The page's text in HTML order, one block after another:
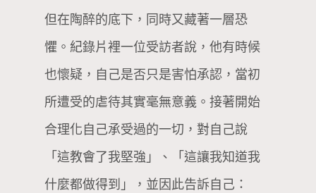
但在陶醉的底下，同時又藏著一層恐
懼。紀錄片裡一位受訪者說，他有時候
也懷疑，自己是否只是害怕承認，當初
所遭受的虐待其實毫無意義。接著開始
合理化自己承受過的一切，對自己說
「這教會了我堅強」、「這讓我知道我
什麼都做得到」，並因此告訴自己：